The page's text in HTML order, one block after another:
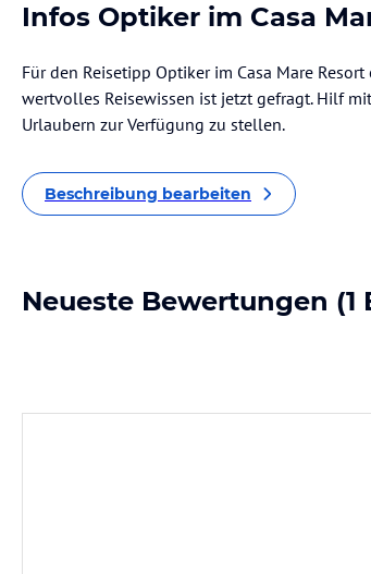
Infos Optiker im Casa
Für den Reisetipp Optiker im Casa Mare
wertvolles Reisewissen ist jetzt gefragt. Hilf
Urlaubern zur Verfügung zu stellen.
Beschreibung bearbeiten
Neueste Bewertungen (1